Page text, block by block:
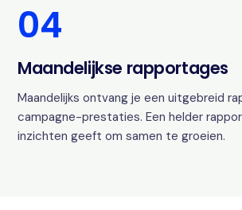
04
Maandelijkse rapportages
Maandelijks ontvang je een uitgebreid
campagne-prestaties. Een helder
inzichten geeft om samen te groeien.